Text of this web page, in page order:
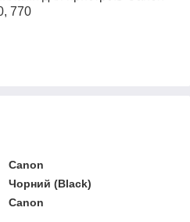
770
Canon
Чорний (Black)
Canon